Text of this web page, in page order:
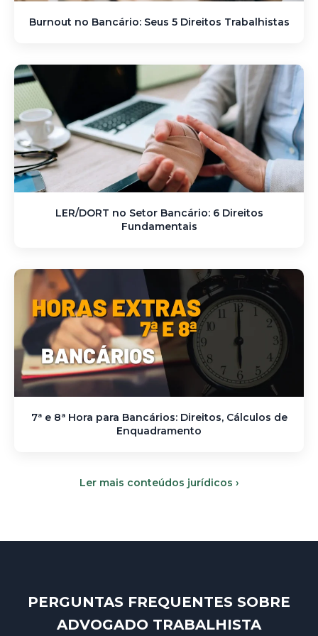
Burnout no Bancário: Seus 5 Direitos Trabalhistas
LER/DORT no Setor Bancário: 6 Direitos
Fundamentais
7ª e 8ª Hora para Bancários: Direitos, Cálculos de
Enquadramento
Ler mais conteúdos jurídicos ›
PERGUNTAS FREQUENTES SOBRE
ADVOGADO TRABALHISTA